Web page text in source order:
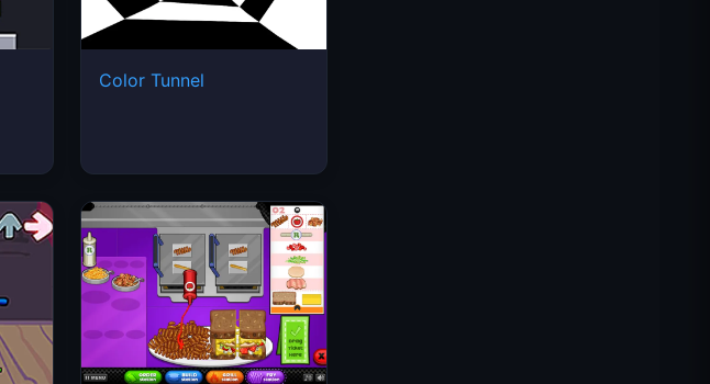
Color Tunnel